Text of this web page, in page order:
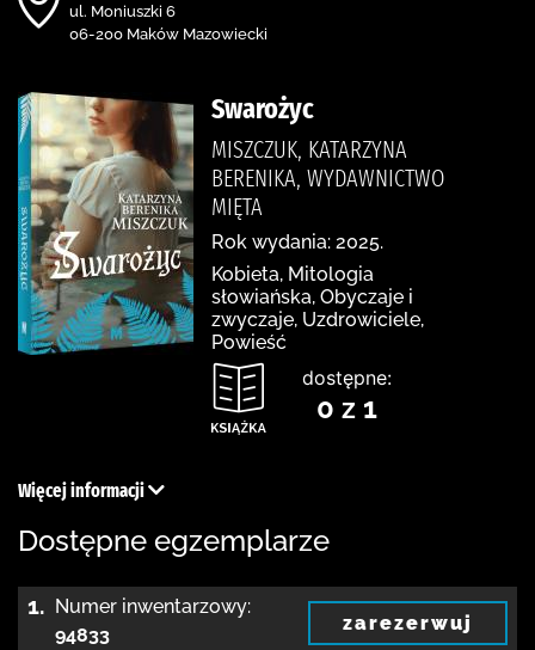
ul. Moniuszki 6
06-200 Maków Mazowiecki
Swarożyc
MISZCZUK, KATARZYNA
BERENIKA, WYDAWNICTWO
MIĘTA
Rok wydania: 2025.
Kobieta, Mitologia
słowiańska, Obyczaje i
zwyczaje, Uzdrowiciele,
Powieść
dostępne:
0 z 1
Więcej informacji
Dostępne egzemplarze
1. Numer inwentarzowy:
94833
zarezerwuj